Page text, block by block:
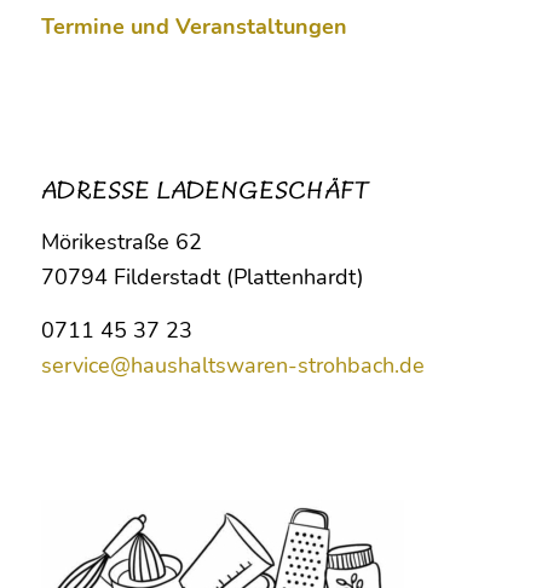
Termine und Veranstaltungen
ADRESSE LADENGESCHÄFT
Mörikestraße 62
70794 Filderstadt (Plattenhardt)
0711 45 37 23
service@haushaltswaren-strohbach.de